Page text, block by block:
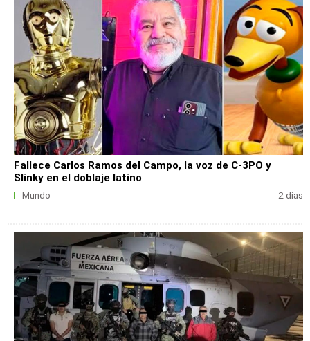
Fallece Carlos Ramos del Campo, la voz de C-3PO y
Slinky en el doblaje latino
Mundo 2 días